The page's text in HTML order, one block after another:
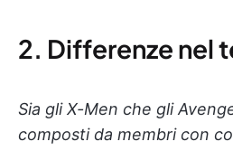
2. Differenze nel
Sia gli X-Men che gli
composti da membri con